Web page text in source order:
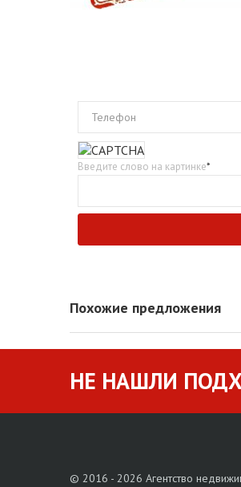
Телефон
Введите слово на картинке*
Похожие предложения
НЕ НАШЛИ
© 2016 - 2026 Агентство